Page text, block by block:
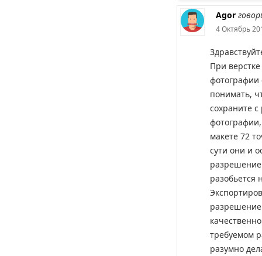
Agor
4 Октябрь
При
понимать,
сохраните
макете 72
сути они и
разобьется
требуемом
разумно